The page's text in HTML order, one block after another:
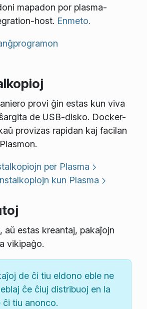
mapadon por plasma-
host. Enmeto.
provi ĝin estas kun viva
de USB-disko. Docker-
provizas rapidan kaj facilan
per Plasma
kun Plasma
aŭ estas kreantaj, pakaĵojn
vikipaĝo.
de ĉi tiu eldono eble ne
ĉe ĉiuj distribuoj en la
ĉi tiu anonco.